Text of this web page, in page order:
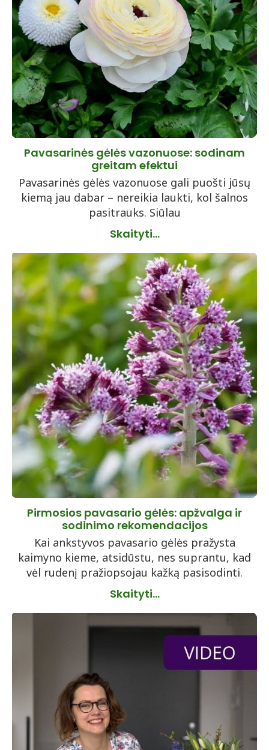
Pavasarinės gėlės vazonuose: sodinam
greitam efektui
Pavasarinės gėlės vazonuose gali puošti jūsų
kiemą jau dabar – nereikia laukti, kol šalnos
pasitrauks. Siūlau
Skaityti...
Pirmosios pavasario gėlės: apžvalga ir
sodinimo rekomendacijos
Kai ankstyvos pavasario gėlės pražysta
kaimyno kieme, atsidūstu, nes suprantu, kad
vėl rudenį pražiopsojau kažką pasisodinti.
Skaityti...